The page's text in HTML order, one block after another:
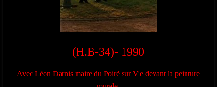
(H.B-34)- 1990
Avec Léon Darnis maire du Poiré sur Vie devant la peinture